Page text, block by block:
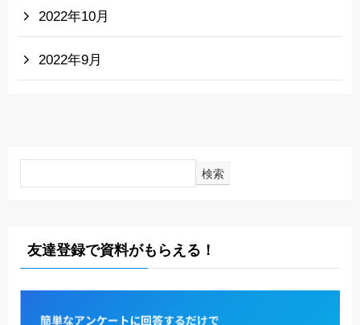
2022年10月
2022年9月
検索
友達登録で資料がもらえる！